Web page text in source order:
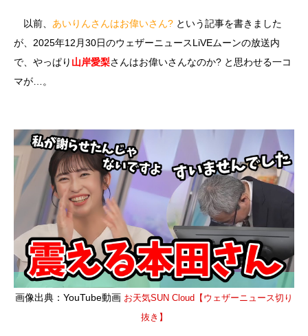
以前、 あいりんさんはお偉いさん? という記事を書きました
が、2025年12月30日のウェザーニュースLiVEムーンの放送内
で、やっぱり 山岸愛梨さんはお偉いさんなのか? と思わせる一コ
マが…。
画像出典：YouTube動画 お天気SUN Cloud【ウェザーニュース切り
抜き】